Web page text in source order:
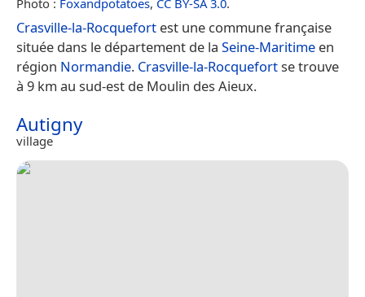
Crasville-la-Rocquefort est une commune française
située dans le département de la Seine-Maritime en
région Normandie. Crasville-la-Rocquefortse trouve
à 9 km au sud-est de Moulin des Aieux.
Autigny
village